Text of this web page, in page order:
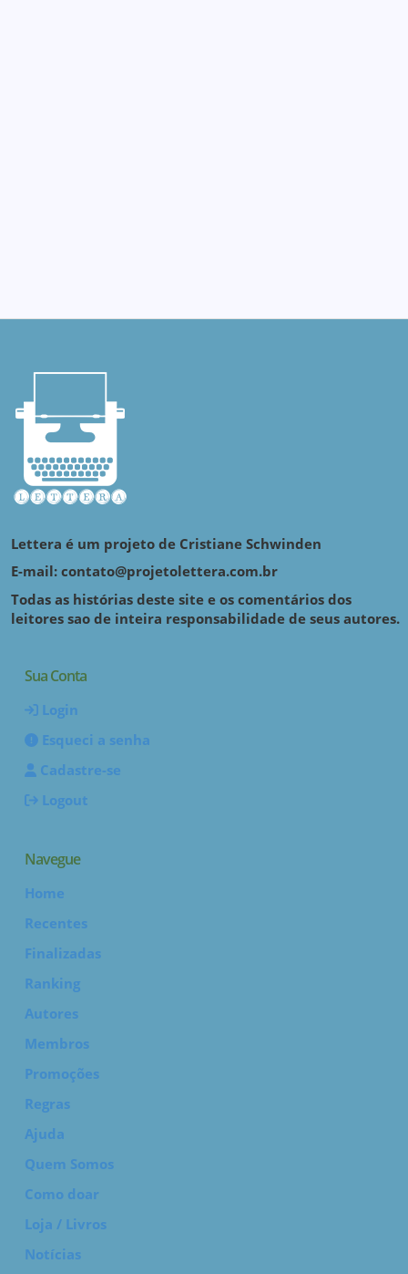
Lettera é um projeto de Cristiane Schwinden
E-mail: contato@projetolettera.com.br
Todas as histórias deste site e os comentários dos
leitores sao de inteira responsabilidade de seus autores.
Sua Conta
Login
Esqueci a senha
Cadastre-se
Logout
Navegue
Home
Recentes
Finalizadas
Ranking
Autores
Membros
Promoções
Regras
Ajuda
Quem Somos
Como doar
Loja / Livros
Notícias